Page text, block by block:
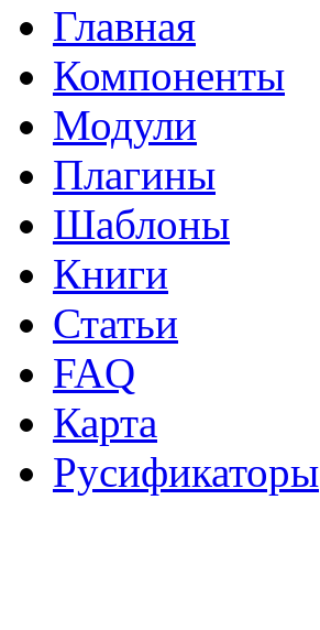
Главная
Компоненты
Модули
Плагины
Шаблоны
Книги
Статьи
FAQ
Карта
Русификаторы